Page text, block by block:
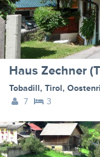
Haus Zechner
Tobadill, Tirol,
7
3